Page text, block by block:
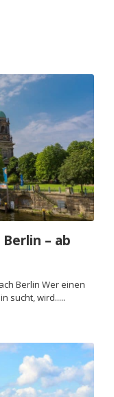
– ab
Berlin Wer einen
sucht, wird.....